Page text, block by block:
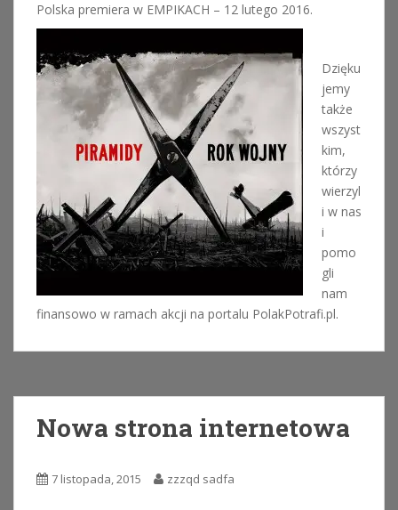
Polska premiera w EMPIKACH – 12 lutego 2016.
Dzięku
jemy
także
wszyst
kim,
którzy
wierzyl
i w nas
i
pomo
gli
nam
finansowo w ramach akcji na portalu PolakPotrafi.pl.
Nowa strona internetowa
7 listopada, 2015 zzzqd sadfa